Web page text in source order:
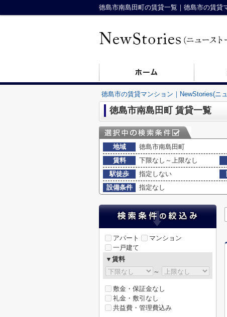
徳島市南島田町の賃貸一覧｜徳島市の賃貸
徳島市の賃貸マンション｜NewStories(ニ
徳島市南島田町 賃貸一覧
地域
徳島市南島田町
賃料
下限なし～上限なし
駅徒歩
指定しない
設備条件
指定なし
アパート
マンション
一戸建て
▼賃料
～
敷金・保証金なし
礼金・敷引なし
共益費・管理費込み